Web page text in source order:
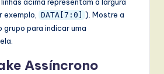
DATA[7:0]
). Mostre a
para indicar uma
Assíncrono